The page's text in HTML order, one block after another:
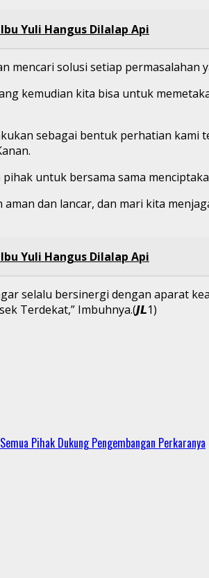
Yuli Hangus Dilalap Api
solusi setiap permasalahan
kemudian kita bisa untuk
sebagai bentuk perhatian kami
untuk bersama sama
dan lancar, dan mari kita
Yuli Hangus Dilalap Api
selalu bersinergi dengan aparat
Terdekat,” Imbuhnya.(𝙅𝙇1)
Pihak Dukung Pengembangan Perkaranya